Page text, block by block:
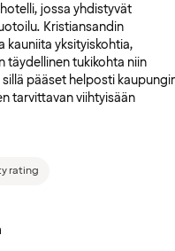
jossa yhdistyvät
Kristiansandin
kauniita yksityiskohtia,
täydellinen tukikohta niin
pääset helposti
tarvittavan viihtyisään
rating